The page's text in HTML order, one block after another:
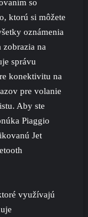
so
ktorú si môžete
oznámenia
zobrazia na
správu
konektivitu na
pre volanie
Aby ste
Piaggio
Jet
využívajú